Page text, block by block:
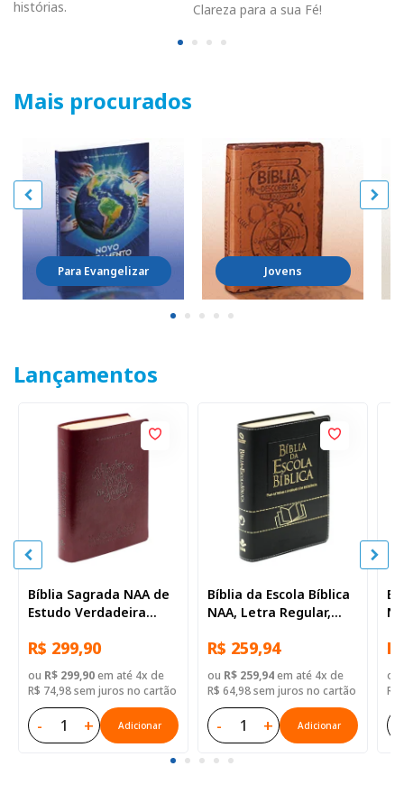
histórias.
Clareza para a sua Fé!
Mais procurados
Para Evangelizar Jovens
Lançamentos
Bíblia Sagrada NAA de
Estudo Verdadeira
Regular, com mapa,
Capa Couro Sintético
Ilustrada Marrom
R$ 299,90
ou R$ 299,90em até 4x de
R$ 74,98 sem juros no cartão
- + Adicionar
Bíblia da Escola Bíblica
NAA, Letra Regular,
Sintético Preta
R$ 259,94
ou R$ 259,94em até 4x de
R$ 64,98 sem juros no cartão
- + Adicionar
ou
R$